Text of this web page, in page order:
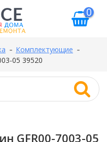
0
Комплектующие
05 39520
GFR00-7003-05